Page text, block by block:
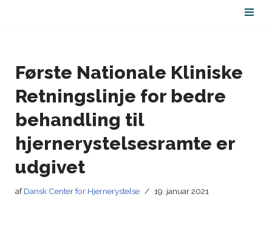
Første Nationale Kliniske
Retningslinje for bedre
behandling til
hjernerystelsesramte er
udgivet
afDansk Center for Hjernerystelse 19. januar 2021